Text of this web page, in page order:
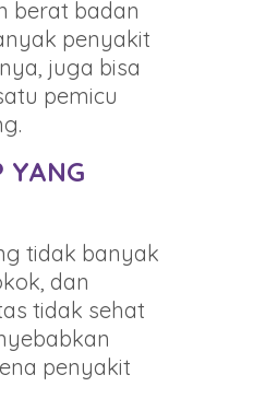
berat badan
penyakit
juga bisa
pemicu
YANG
tidak banyak
dan
tidak sehat
penyakit